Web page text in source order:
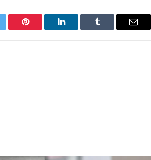
Pinterest LinkedIn Tumblr Email